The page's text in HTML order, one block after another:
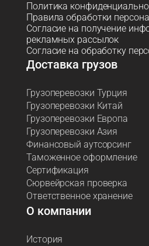
Политика
Правила обработки
Согласие на получение
рекламных рассылок
Согласие на обработку
Доставка грузов
Грузоперевозки Турция
Грузоперевозки Китай
Грузоперевозки Европа
Грузоперевозки Азия
Финансовый аутсорсинг
Таможенное оформление
Сертификация
Сюрвейрская проверка
Ответственное хранение
О компании
История